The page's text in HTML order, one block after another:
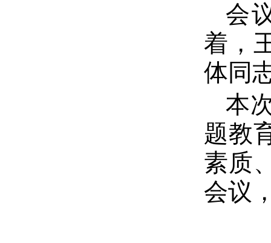
会
着，
体同
本
题教
素质
会议